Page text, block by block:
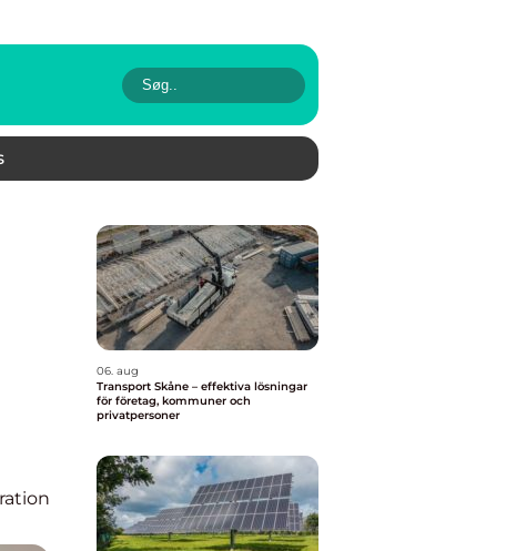
06. aug
Transport Skåne – effektiva lösningar
för företag, kommuner och
privatpersoner